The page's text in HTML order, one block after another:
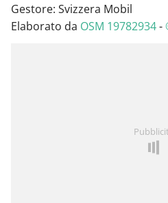
Gestore: Svizzera Mobil
Elaborato da OSM 19782934-